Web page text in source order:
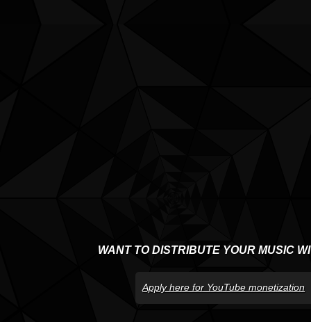
WANT TO DISTRIBUTE YOUR MUSIC
Apply here for YouTube monetization